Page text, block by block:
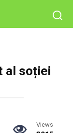
al soției
Views